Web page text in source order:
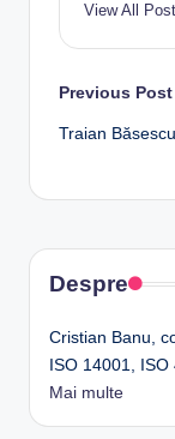
View All
Post
Previous Post
Traian
Despre
Cristian Banu,
ISO 14001,
Mai multe